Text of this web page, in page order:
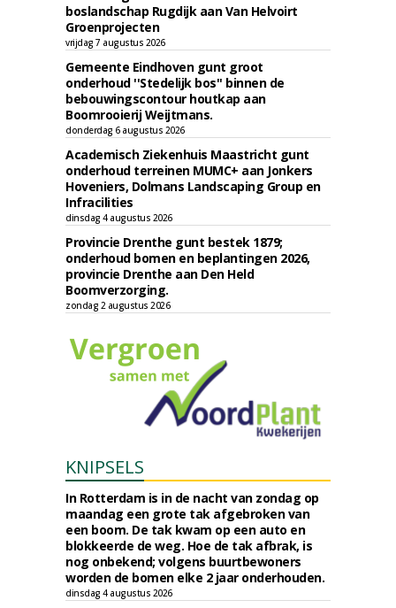
boslandschap Rugdijk aan Van Helvoirt
Groenprojecten
vrijdag 7 augustus 2026
Gemeente Eindhoven gunt groot
onderhoud ''Stedelijk bos'' binnen de
bebouwingscontour houtkap aan
Boomrooierij Weijtmans.
donderdag 6 augustus 2026
Academisch Ziekenhuis Maastricht gunt
onderhoud terreinen MUMC+ aan Jonkers
Hoveniers, Dolmans Landscaping Group en
Infracilities
dinsdag 4 augustus 2026
Provincie Drenthe gunt bestek 1879;
onderhoud bomen en beplantingen 2026,
provincie Drenthe aan Den Held
Boomverzorging.
zondag 2 augustus 2026
KNIPSELS
In Rotterdam is in de nacht van zondag op
maandag een grote tak afgebroken van
een boom. De tak kwam op een auto en
blokkeerde de weg. Hoe de tak afbrak, is
nog onbekend; volgens buurtbewoners
worden de bomen elke 2 jaar onderhouden.
dinsdag 4 augustus 2026